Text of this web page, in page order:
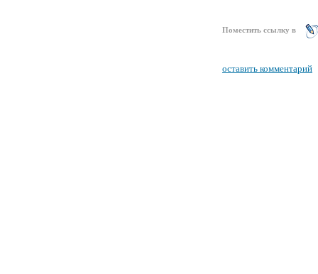
Поместить ссылку в
оставить комментарий